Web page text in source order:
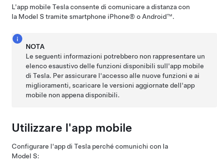
L'app mobile Tesla consente di comunicare a distanza con
la Model S tramite smartphone iPhone® o Android™.
NOTA
Le seguenti informazioni potrebbero non rappresentare un
elenco esaustivo delle funzioni disponibili sull'app mobile
di Tesla. Per assicurare l'accesso alle nuove funzioni e ai
miglioramenti, scaricare le versioni aggiornate dell'app
mobile non appena disponibili.
Utilizzare l'app mobile
Configurare l'app di Tesla perché comunichi con la
Model S: